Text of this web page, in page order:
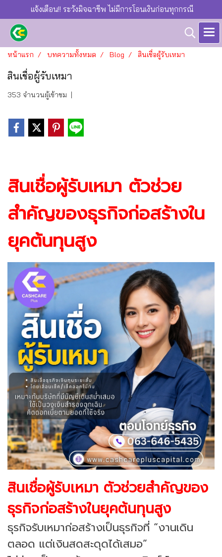
แจ้งเตือน!! ระวังมิจฉาชีพ ไม่มีการโอนเงินก่อนทุกกรณี
หน้าแรก บทความทั้งหมด Blog สินเชื่อผู้รับเหมา
สินเชื่อผู้รับเหมา
353 จำนวนผู้เข้าชม |
สินเชื่อผู้รับเหมา ตัวช่วย
สำคัญของธุรกิจก่อสร้างใน
ยุคต้นทุนสูง
สินเชื่อผู้รับเหมา ตัวช่วยสำคัญของ
ธุรกิจก่อสร้างในยุคต้นทุนสูง
ธุรกิจรับเหมาก่อสร้างเป็นธุรกิจที่ “งานเดิน
ตลอด แต่เงินสดสะดุดได้เสมอ”